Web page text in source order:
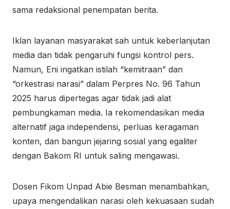
sama redaksional penempatan berita.
Iklan layanan masyarakat sah untuk keberlanjutan
media dan tidak pengaruhi fungsi kontrol pers.
Namun, Eni ingatkan istilah “kemitraan” dan
“orkestrasi narasi” dalam Perpres No. 96 Tahun
2025 harus dipertegas agar tidak jadi alat
pembungkaman media. Ia rekomendasikan media
alternatif jaga independensi, perluas keragaman
konten, dan bangun jejaring sosial yang egaliter
dengan Bakom RI untuk saling mengawasi.
Dosen Fikom Unpad Abie Besman menambahkan,
upaya mengendalikan narasi oleh kekuasaan sudah